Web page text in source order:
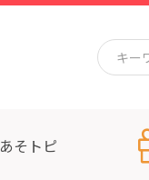
あそトピ